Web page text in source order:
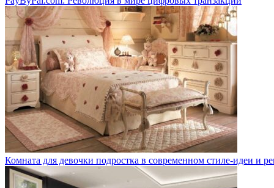
Комната для девочки подростка в современном стиле-идеи и